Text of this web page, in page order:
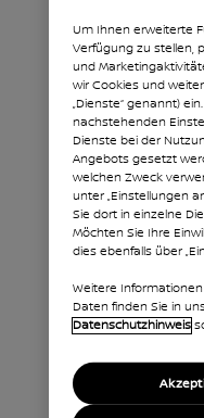
A –
Um Ihnen erweiterte
Verfügung zu stellen,
und
wir Cookies und
„Dienste“ genannt)
nachstehenden
Dienste bei der
Angebots gesetzt
welchen Zweck
unter „Einstellungen
Sie dort in einzelne
Möchten Sie Ihre
dies ebenfalls über
Weitere
Daten finden Sie in
Datenschutzhinweis